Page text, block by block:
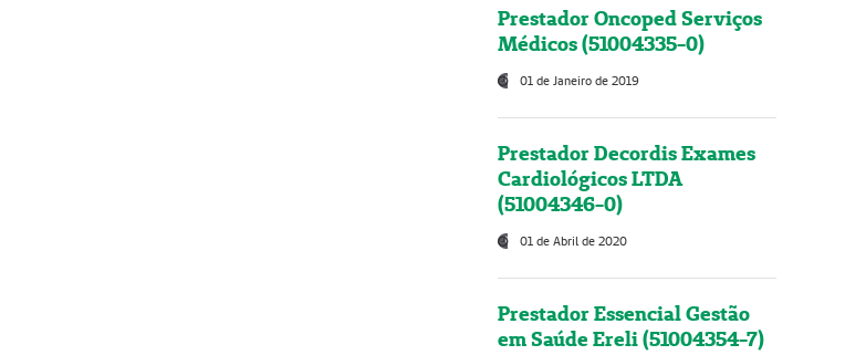
Prestador Oncoped Serviços
Médicos (51004335-0)
01 de Janeiro de 2019
Prestador Decordis Exames
Cardiológicos LTDA
(51004346-0)
01 de Abril de 2020
Prestador Essencial Gestão
em Saúde Ereli (51004354-7)